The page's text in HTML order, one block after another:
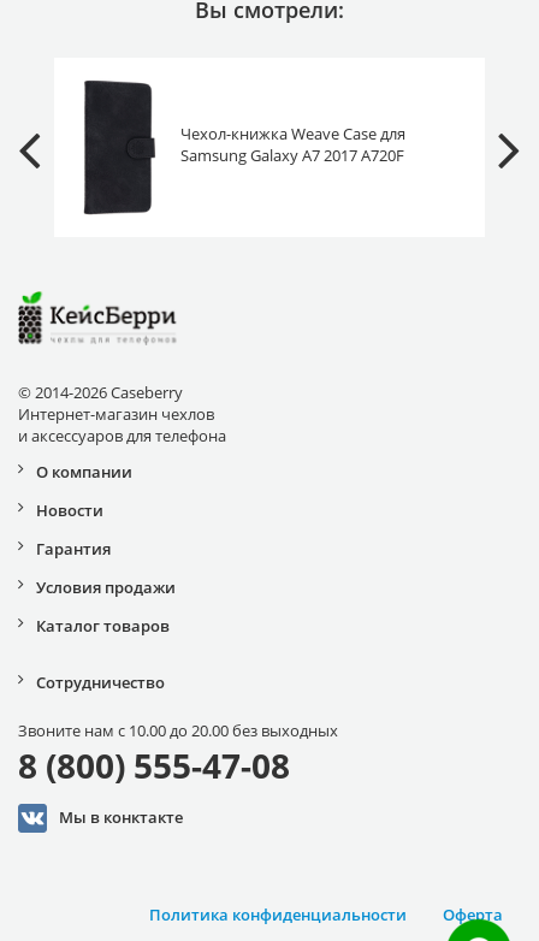
Вы смотрели:
Чехол-книжка Weave Case для
Samsung Galaxy A7 2017 A720F
© 2014-2026 Caseberry
Интернет-магазин чехлов
и аксессуаров для телефона
О компании
Новости
Гарантия
Условия продажи
Каталог товаров
Сотрудничество
Звоните нам с 10.00 до 20.00 без выходных
8 (800) 555-47-08
Мы в конктакте
Оферта
Политика конфиденциальности